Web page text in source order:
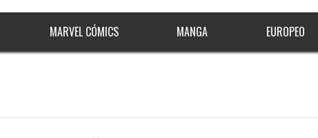
MARVEL CÓMICS MANGA EUROPEO